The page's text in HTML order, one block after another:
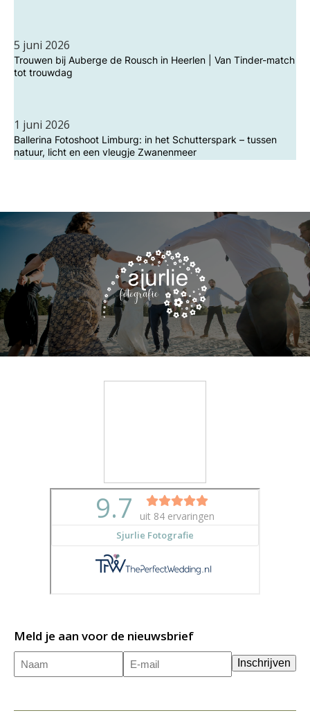
5 juni 2026
Trouwen bij Auberge de Rousch in Heerlen | Van Tinder-match
tot trouwdag
1 juni 2026
Ballerina Fotoshoot Limburg: in het Schutterspark – tussen
natuur, licht en een vleugje Zwanenmeer
Meld je aan voor de nieuwsbrief
Naam
E-
mailadres(Vereist)
Inschrijven